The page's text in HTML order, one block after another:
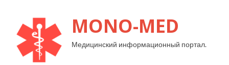
MONO-MED
Медицинский информационный портал.